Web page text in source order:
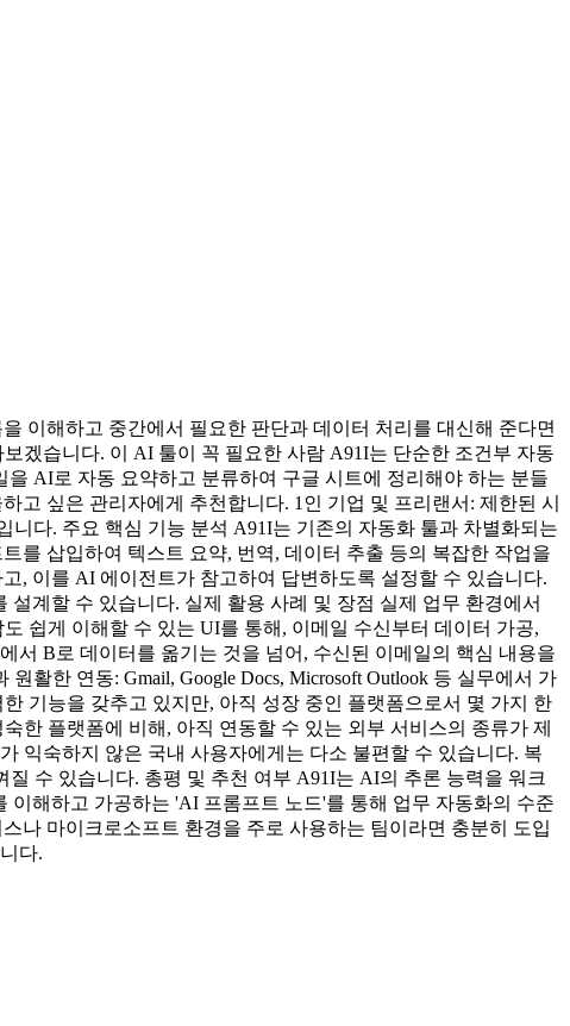
이해하고 중간에서 필요한 판단과 데이터 처리를 대신해 준다면
겠습니다. 이 AI 툴이 꼭 필요한 사람 A91I는 단순한 조건부 자동
AI로 자동 요약하고 분류하여 구글 시트에 정리해야 하는 분들
고 싶은 관리자에게 추천합니다. 1인 기업 및 프리랜서: 제한된 시
다. 주요 핵심 기능 분석 A91I는 기존의 자동화 툴과 차별화되는
를 삽입하여 텍스트 요약, 번역, 데이터 추출 등의 복잡한 작업을
, 이를 AI 에이전트가 참고하여 답변하도록 설정할 수 있습니다.
계할 수 있습니다. 실제 활용 사례 및 장점 실제 업무 환경에서
쉽게 이해할 수 있는 UI를 통해, 이메일 수신부터 데이터 가공,
서 B로 데이터를 옮기는 것을 넘어, 수신된 이메일의 핵심 내용을
활한 연동: Gmail, Google Docs, Microsoft Outlook 등 실무에서 가
기능을 갖추고 있지만, 아직 성장 중인 플랫폼으로서 몇 가지 한
한 플랫폼에 비해, 아직 연동할 수 있는 외부 서비스의 종류가 제
익숙하지 않은 국내 사용자에게는 다소 불편할 수 있습니다. 복
수 있습니다. 총평 및 추천 여부 A91I는 AI의 추론 능력을 워크
해하고 가공하는 'AI 프롬프트 노드'를 통해 업무 자동화의 수준
나 마이크로소프트 환경을 주로 사용하는 팀이라면 충분히 도입
다.